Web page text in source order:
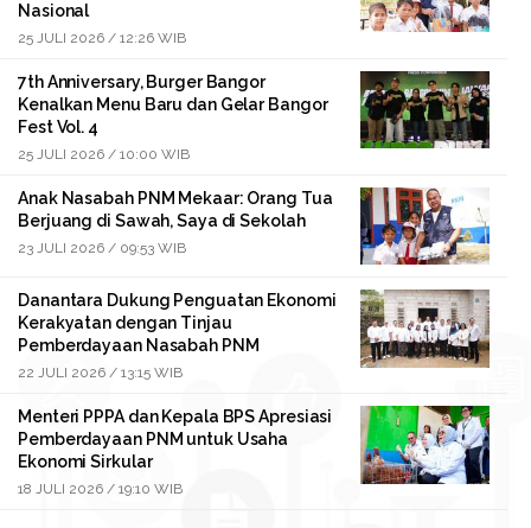
Nasional
25 JULI 2026 / 12:26 WIB
7th Anniversary, Burger Bangor
Kenalkan Menu Baru dan Gelar Bangor
Fest Vol. 4
25 JULI 2026 / 10:00 WIB
Anak Nasabah PNM Mekaar: Orang Tua
Berjuang di Sawah, Saya di Sekolah
23 JULI 2026 / 09:53 WIB
Danantara Dukung Penguatan Ekonomi
Kerakyatan dengan Tinjau
Pemberdayaan Nasabah PNM
22 JULI 2026 / 13:15 WIB
Menteri PPPA dan Kepala BPS Apresiasi
Pemberdayaan PNM untuk Usaha
Ekonomi Sirkular
18 JULI 2026 / 19:10 WIB